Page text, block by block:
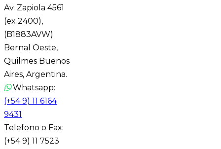
Av. Zapiola 4561
(ex 2400),
(B1883AVW)
Bernal Oeste,
Quilmes Buenos
Aires, Argentina.
Whatsapp:
(+54 9) 11 6164
9431
Telefono o Fax:
(+54 9) 11 7523